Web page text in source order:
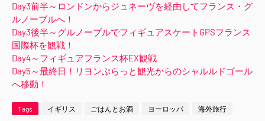
Day3前半～ロンドンからジュネーヴを経由してフランス・グ
ルノーブルへ！
Day3後半～グルノーブルでフィギュアスケートGPSフランス
国際杯を観戦！
Day4～フィギュアフランス杯EX観戦
Day5～最終日！リヨンぷらっと観光からのシャルルドゴール
へ移動！
Tags イギリス ごはんとお酒 ヨーロッパ 海外旅行